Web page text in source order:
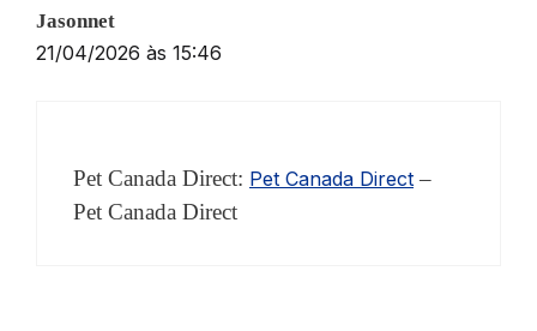
Jasonnet
21/04/2026 às 15:46
Pet Canada Direct: Pet Canada Direct –
Pet Canada Direct